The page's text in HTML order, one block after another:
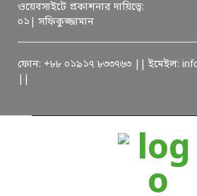
ওয়েবসাইটে প্রকাশনার দায়িত্বে:
০১| সফিকুজ্জামান
ফোন: +৮৮ ০১৯১৭ ৮৩৩৭৬৩ || ইমেইল: